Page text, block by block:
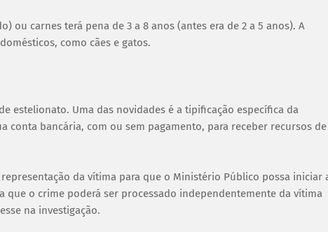
ou carnes terá pena de 3 a 8 anos (antes era de 2 a 5 anos). A
como cães e gatos.
estelionato. Uma das novidades é a tipificação específica da
conta bancária, com ou sem pagamento, para receber recursos de
da vítima para que o Ministério Público possa iniciar
que o crime poderá ser processado independentemente da vítima
na investigação.